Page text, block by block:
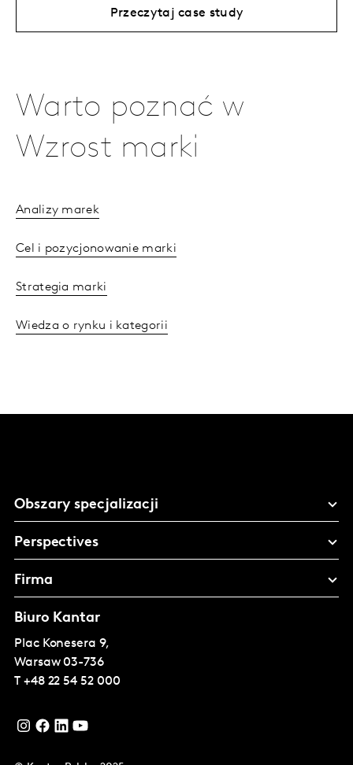
Przeczytaj case study
Warto poznać w
Wzrost marki
Analizy marek
Cel i pozycjonowanie marki
Strategia marki
Wiedza o rynku i kategorii
Obszary specjalizacji
Perspectives
Firma
Biuro Kantar
Plac Konesera 9,
Warsaw 03-736
T +48 22 54 52 000